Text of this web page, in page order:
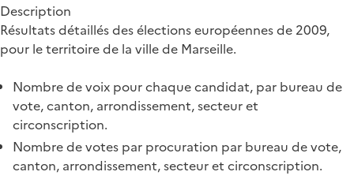
Description
Résultats détaillés des élections européennes de 2009,
pour le territoire de la ville de Marseille.
Nombre de voix pour chaque candidat, par bureau de
vote, canton, arrondissement, secteur et
circonscription.
Nombre de votes par procuration par bureau de vote,
canton, arrondissement, secteur et circonscription.